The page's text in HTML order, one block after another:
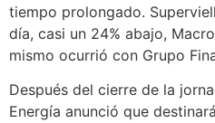
tiempo prolongado.
día, casi un 24% abajo,
mismo ocurrió con Grupo
Después del cierre de la
Energía anunció que